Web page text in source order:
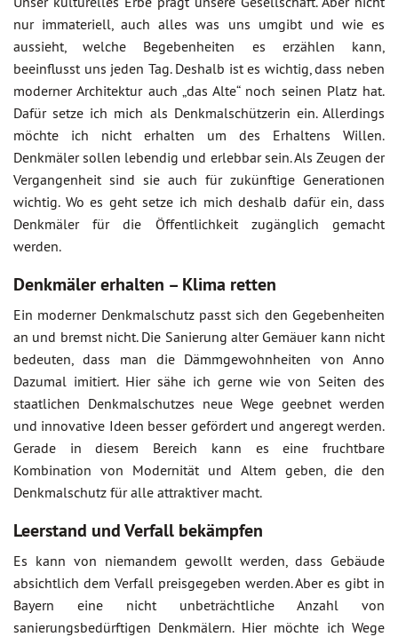
nur immateriell, auch alles was uns umgibt und wie es
aussieht, welche Begebenheiten es erzählen kann,
beeinflusst uns jeden Tag. Deshalb ist es wichtig, dass neben
moderner Architektur auch „das Alte“ noch seinen Platz hat.
Dafür setze ich mich als Denkmalschützerin ein. Allerdings
möchte ich nicht erhalten um des Erhaltens Willen.
Denkmäler sollen lebendig und erlebbar sein. Als Zeugen der
Vergangenheit sind sie auch für zukünftige Generationen
wichtig. Wo es geht setze ich mich deshalb dafür ein, dass
Denkmäler für die Öffentlichkeit zugänglich gemacht
werden.
Denkmäler erhalten – Klima retten
Ein moderner Denkmalschutz passt sich den Gegebenheiten
an und bremst nicht. Die Sanierung alter Gemäuer kann nicht
bedeuten, dass man die Dämmgewohnheiten von Anno
Dazumal imitiert. Hier sähe ich gerne wie von Seiten des
staatlichen Denkmalschutzes neue Wege geebnet werden
und innovative Ideen besser gefördert und angeregt werden.
Gerade in diesem Bereich kann es eine fruchtbare
Kombination von Modernität und Altem geben, die den
Denkmalschutz für alle attraktiver macht.
Leerstand und Verfall bekämpfen
Es kann von niemandem gewollt werden, dass Gebäude
absichtlich dem Verfall preisgegeben werden. Aber es gibt in
Bayern eine nicht unbeträchtliche Anzahl von
sanierungsbedürftigen Denkmälern. Hier möchte ich Wege